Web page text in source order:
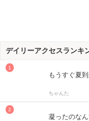
デイリーアクセスランキ
もうすぐ夏
ちゃんた
凝ったのな